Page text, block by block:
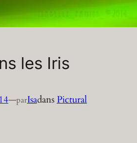
les Iris
—parIsadansPictural